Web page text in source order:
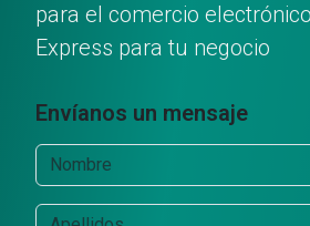
para el comercio
Express para tu negocio
Envíanos un mensaje